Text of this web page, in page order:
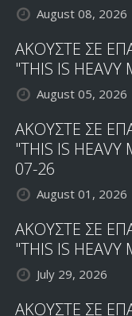
August 08, 2026
ΑΚΟΥΣΤΕ ΣΕ
"THIS IS
August 05, 2026
ΑΚΟΥΣΤΕ ΣΕ
"THIS IS
07-26
August 01, 2026
ΑΚΟΥΣΤΕ ΣΕ
"THIS IS
July 29, 2026
ΑΚΟΥΣΤΕ ΣΕ